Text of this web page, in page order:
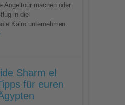
Angeltour machen oder
in die
Kairo unternehmen.
Sharm el
für euren